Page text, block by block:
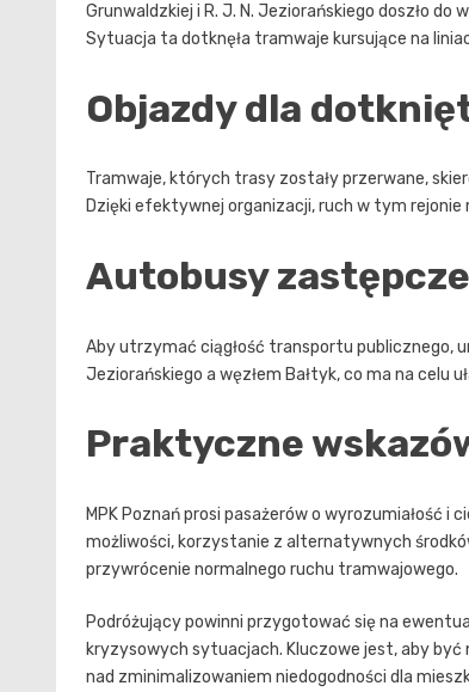
Grunwaldzkiej i R. J. N. Jeziorańskiego doszło
Sytuacja ta dotknęła tramwaje kursujące na
Objazdy dla
Tramwaje, których trasy zostały przerwane,
Dzięki efektywnej organizacji, ruch w tym
Autobusy
Aby utrzymać ciągłość transportu publicznego,
Jeziorańskiego a węzłem Bałtyk, co ma na celu
Praktyczne
MPK Poznań prosi pasażerów o wyrozumiałość
możliwości, korzystanie z alternatywnych
przywrócenie normalnego ruchu tramwajowego.
Podróżujący powinni przygotować się na
kryzysowych sytuacjach. Kluczowe jest, aby
nad zminimalizowaniem niedogodności dla